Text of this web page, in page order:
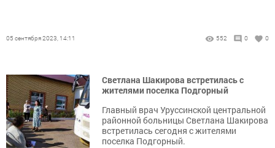
05 сентября 2023, 14:11 552 0 0
Светлана Шакирова встретилась с
жителями поселка Подгорный
Главный врач Уруссинской центральной
районной больницы Светлана Шакирова
встретилась сегодня с жителями
поселка Подгорный.